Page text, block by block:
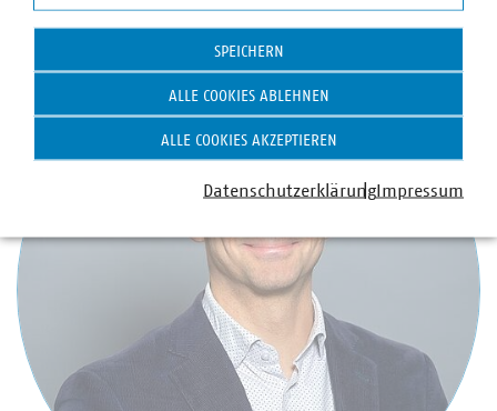
Ansprechpartner
Statistik
SPEICHERN
ALLE COOKIES ABLEHNEN
ALLE COOKIES AKZEPTIEREN
DatenschutzerklärungImpressum